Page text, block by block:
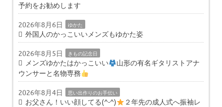
予約をお勧めします
2026年8月6日 ゆかた
外国人のかっこいいメンズもゆかた姿
2026年8月5日 きもの記念日
メンズゆかたはかっこいい
山形の有名ギタリストアナ
ウンサーと名物専務
2026年8月4日 思い出作りのお手伝い
お父さん！いい顔してる(^-^)
２年先の成人式へ振袖レ